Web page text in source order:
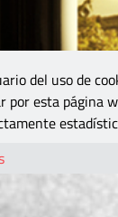
del uso de
por esta página